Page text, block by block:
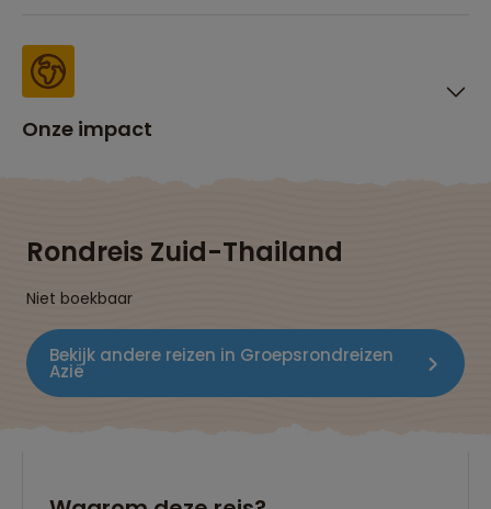
Onze impact
Rondreis Zuid-Thailand
Niet boekbaar
Bekijk andere reizen in Groepsrondreizen
Azië